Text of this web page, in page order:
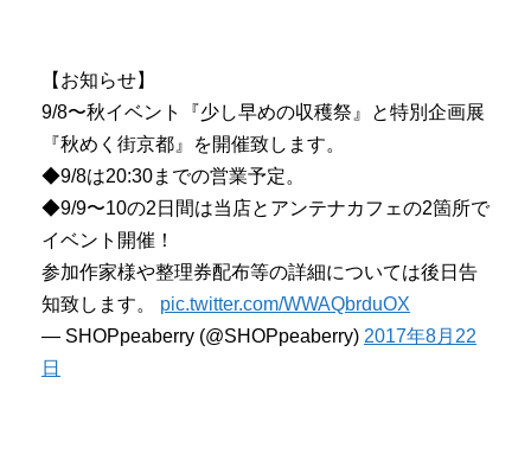
【お知らせ】
9/8〜秋イベント『少し早めの収穫祭』と特別企画展
『秋めく街京都』を開催致します。
◆9/8は20:30までの営業予定。
◆9/9〜10の2日間は当店とアンテナカフェの2箇所で
イベント開催！
参加作家様や整理券配布等の詳細については後日告
知致します。 pic.twitter.com/WWAQbrduOX
— SHOPpeaberry (@SHOPpeaberry) 2017年8月22
日